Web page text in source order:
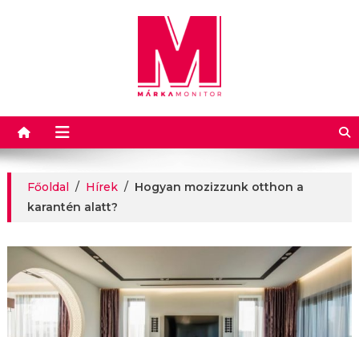
Márkamonitor
Főoldal / Hírek / Hogyan mozizzunk otthon a
karantén alatt?